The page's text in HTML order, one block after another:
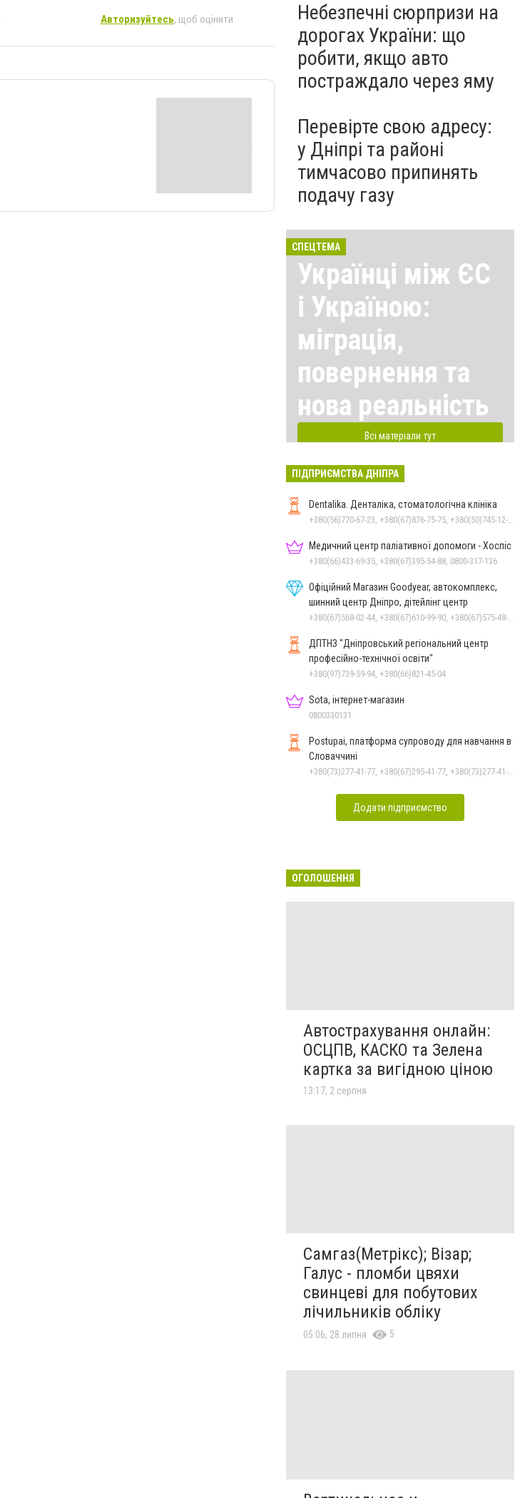
Авторизуйтесь, щоб оцінити
Небезпечні сюрпризи на
дорогах України: що
робити, якщо авто
постраждало через яму
Перевірте свою адресу:
у Дніпрі та районі
тимчасово припинять
подачу газу
СПЕЦТЕМА
Українці між ЄС
і Україною:
міграція,
повернення та
нова реальність
Всі матеріали тут
ПІДПРИЄМСТВА ДНІПРА
Dentalika. Денталіка, стоматологічна клініка
Медичний центр паліативної допомоги - Хоспіс
+380(66)433-69-35, +380(67)395-54-88, 0800-317-136
Офіційний Магазин Goodyear, автокомплекс,
шинний центр Дніпро, дітейлінг центр
ДПТНЗ "Дніпровський регіональний центр
професійно-технічної освіти"
+380(97)739-59-94, +380(66)821-45-04
Sota, інтернет-магазин
0800330131
Postupai, платформа супроводу для навчання в
Словаччині
Додати підприємство
ОГОЛОШЕННЯ
Автострахування онлайн:
ОСЦПВ, КАСКО та Зелена
картка за вигідною ціною
13:17, 2 серпня
Самгаз(Метрікс); Візар;
Галус - пломби цвяхи
свинцеві для побутових
лічильників обліку
05:06, 28 липня 5